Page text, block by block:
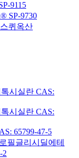
9115
SP-9730
퀴옥산
시실란 CAS:
시실란 CAS:
65799-47-5
필글리시딜에테
2